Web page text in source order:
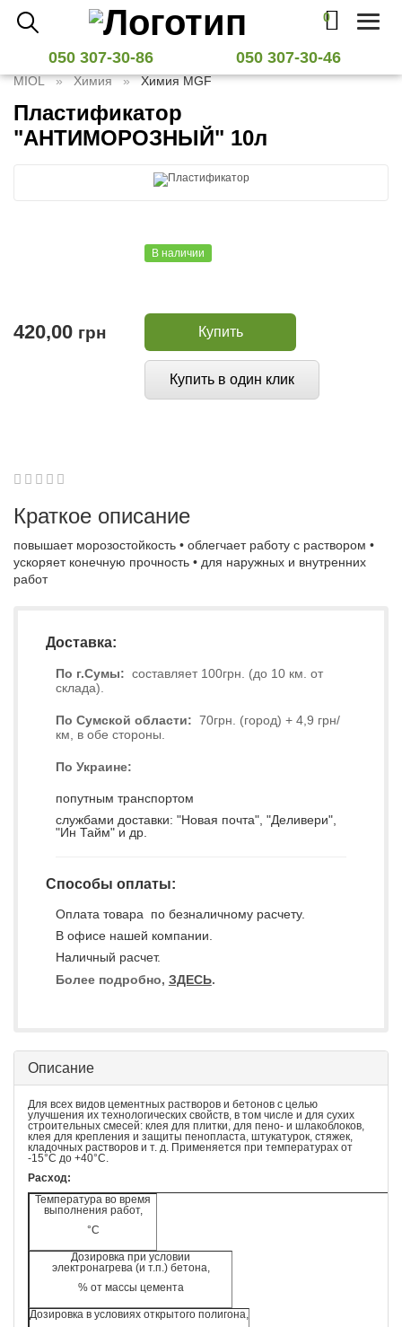
0
Toggle
050 307-30-86 050 307-30-46
MIOL Химия Химия MGF
Пластификатор
"АНТИМОРОЗНЫЙ" 10л
В наличии
420,00 грн Купить
Купить в один клик
12345
Краткое описание
повышает морозостойкость • облегчает работу с раствором •
ускоряет конечную прочность • для наружных и внутренних
работ
Доставка:
По г.Сумы: составляет 100грн. (до 10 км. от
склада).
По Сумской области: 70грн. (город) + 4,9 грн/
км, в обе стороны.
По Украине:
попутным транспортом
службами доставки: "Новая почта", "Деливери",
"Ин Тайм" и др.
Способы оплаты:
Оплата товара по безналичному расчету.
В офисе нашей компании.
Наличный расчет.
Более подробно, ЗДЕСЬ.
Описание
Для всех видов цементных растворов и бетонов с целью
улучшения их технологических свойств, в том числе и для сухих
строительных смесей: клея для плитки, для пено- и шлакоблоков,
клея для крепления и защиты пенопласта, штукатурок, стяжек,
кладочных растворов и т. д. Применяется при температурах от
-15°С до +40°С.
Расход:
Температура во время
выполнения работ,
°С
Дозировка при условии
электронагрева (и т.п.) бетона,
% от массы цемента
Дозировка в условиях открытого полигона,